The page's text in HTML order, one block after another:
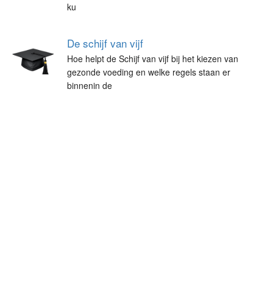
ku
De schijf van vijf
Hoe helpt de Schijf van vijf bij het kiezen van
gezonde voeding en welke regels staan er
binnenin de